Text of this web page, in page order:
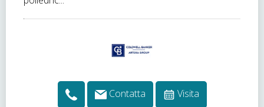
Contatta Visita